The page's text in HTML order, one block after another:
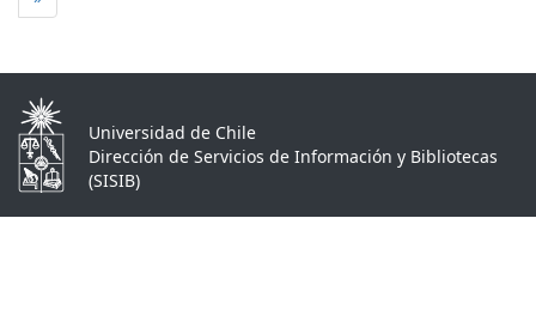
Universidad de Chile
Dirección de Servicios de Información y Bibliotecas
(SISIB)